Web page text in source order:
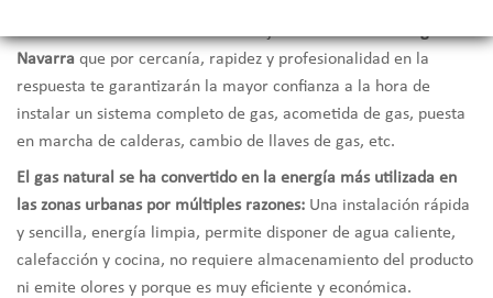
Navarra que por cercanía, rapidez y profesionalidad en la
respuesta te garantizarán la mayor confianza a la hora de
instalar un sistema completo de gas, acometida de gas, puesta
en marcha de calderas, cambio de llaves de gas, etc.
El gas natural se ha convertido en la energía más utilizada en
las zonas urbanas por múltiples razones: Una instalación rápida
y sencilla, energía limpia, permite disponer de agua caliente,
calefacción y cocina, no requiere almacenamiento del producto
ni emite olores y porque es muy eficiente y económica.